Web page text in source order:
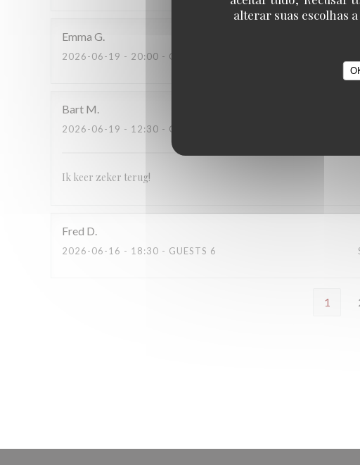
alterar suas escolhas
Emma G
2026-06-19 - 20:00 - GUESTS 2
Bart M
2026-06-19 - 12:30 - GUESTS 2
Ik keer zeker terug!
Fred D
2026-06-16 - 18:30 - GUESTS 6
1